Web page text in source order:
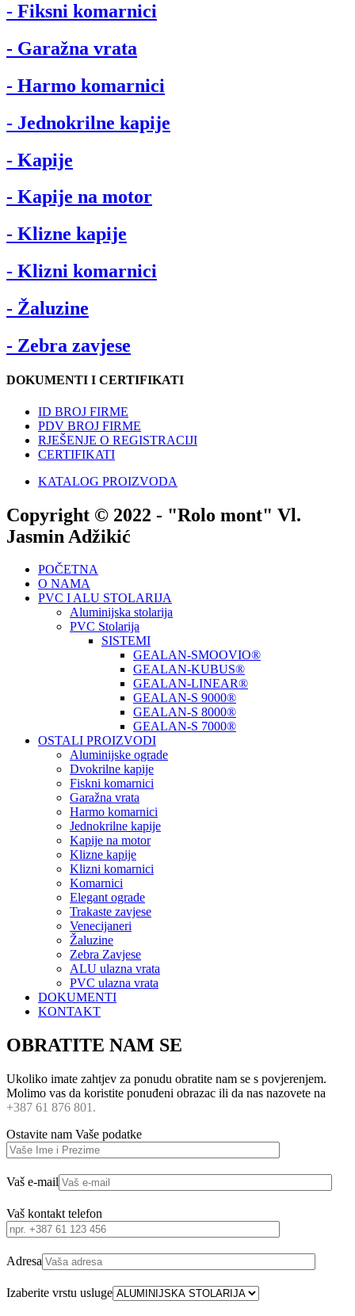
- Fiksni komarnici
- Garažna vrata
- Harmo komarnici
- Jednokrilne kapije
- Kapije
- Kapije na motor
- Klizne kapije
- Klizni komarnici
- Žaluzine
- Zebra zavjese
DOKUMENTI I CERTIFIKATI
ID BROJ FIRME
PDV BROJ FIRME
RJEŠENJE O REGISTRACIJI
CERTIFIKATI
KATALOG PROIZVODA
Copyright © 2022 - "Rolo mont" Vl.
Jasmin Adžikić
POČETNA
O NAMA
PVC I ALU STOLARIJA
Aluminijska stolarija
PVC Stolarija
SISTEMI
GEALAN-SMOOVIO®
GEALAN-KUBUS®
GEALAN-LINEAR®
GEALAN-S 9000®
GEALAN-S 8000®
GEALAN-S 7000®
OSTALI PROIZVODI
Aluminijske ograde
Dvokrilne kapije
Fiskni komarnici
Garažna vrata
Harmo komarnici
Jednokrilne kapije
Kapije na motor
Klizne kapije
Klizni komarnici
Komarnici
Elegant ograde
Trakaste zavjese
Venecijaneri
Žaluzine
Zebra Zavjese
ALU ulazna vrata
PVC ulazna vrata
DOKUMENTI
KONTAKT
OBRATITE NAM SE
Ukoliko imate zahtjev za ponudu obratite nam se s povjerenjem.
Molimo vas da koristite ponuđeni obrazac ili da nas nazovete na
+387 61 876 801.
Ostavite nam Vaše podatke
Vaš e-mail
Vaš kontakt telefon
Adresa
Izaberite vrstu usluge